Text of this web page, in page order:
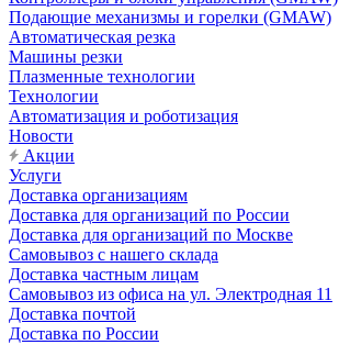
Подающие механизмы и горелки (GMAW)
Автоматическая резка
Машины резки
Плазменные технологии
Технологии
Автоматизация и роботизация
Новости
Акции
Услуги
Доставка организациям
Доставка для организаций по России
Доставка для организаций по Москве
Самовывоз с нашего склада
Доставка частным лицам
Самовывоз из офиса на ул. Электродная 11
Доставка почтой
Доставка по России